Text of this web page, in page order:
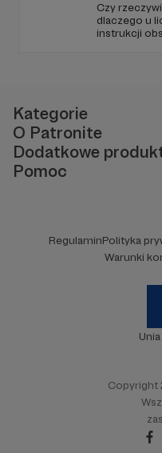
Czy
dlaczego u
instrukcji
Kategorie
O Patronite
Dodatkowe
Pomoc
RegulaminPolityka
Warunki
Copyright